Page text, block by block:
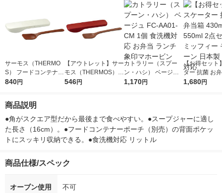
サーモス（THERMO
S） フードコンテナー
スプーン ホワイト 弁
840円
【アウトレット】サー
モス（THERMOS）
フードコンテナースプ
546円
カトラリー（スプー
ン・ハシ） ベージュ
FC-AA01-CM 1個 食
1,170円
【お得セット
ター 抗菌 お
0ml・550ml
1,680円
商品説明
●角がスクエア型だから最後まで食べやすい。●スープジャーに適し
た長さ（16cm）。●フードコンテナーポーチ（別売）の背面ポケッ
トにスッキリ収納できる。●食洗機対応 リットル
商品仕様/スペック
オーブン使用
不可